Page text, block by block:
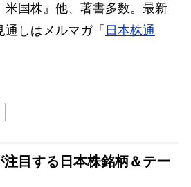
国株』他、著書多数。最新
しはメルマガ「 日本株通
注目する日本株銘柄＆テー